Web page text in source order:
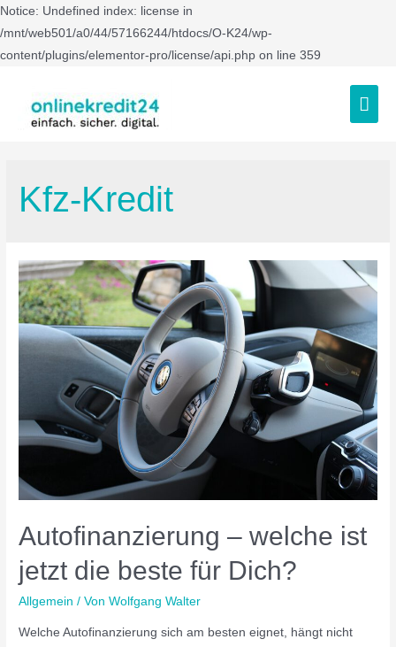
Notice: Undefined index: license in
/mnt/web501/a0/44/57166244/htdocs/O-K24/wp-
content/plugins/elementor-pro/license/api.php on line 359
Kfz-Kredit
Autofinanzierung – welche ist
jetzt die beste für Dich?
Allgemein / VonWolfgang Walter
Welche Autofinanzierung sich am besten eignet, hängt nicht